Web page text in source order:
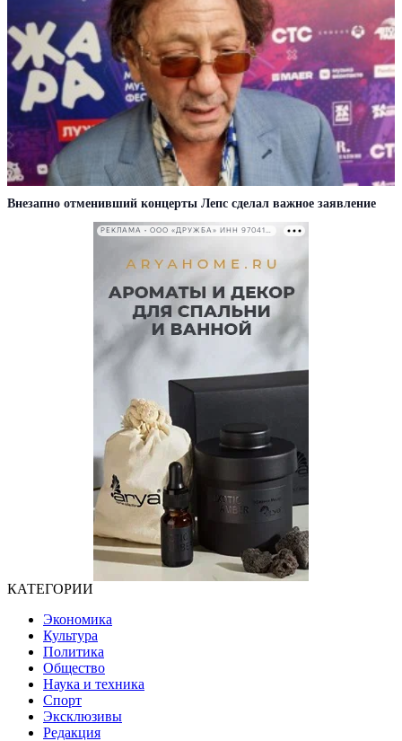
Внезапно отменивший концерты Лепс сделал важное заявление
РЕКЛАМА • ООО «ДРУЖБА» ИНН 9704146411
КАТЕГОРИИ
Экономика
Культура
Политика
Общество
Наука и техника
Спорт
Эксклюзивы
Редакция